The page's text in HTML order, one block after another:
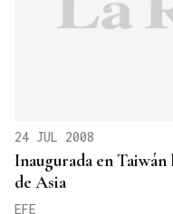
24 JUL 2008
Inaugurada en
de Asia
EFE